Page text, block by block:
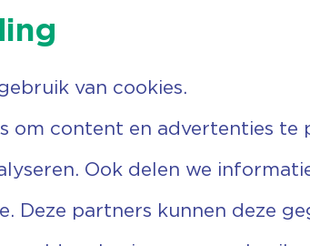
Contactgegevens
7731 PA Ommen
0529 455 767
info@vechtgenoten.nl
van cookies.
om content en advertenties
Ook delen we
Deze partners kunnen deze